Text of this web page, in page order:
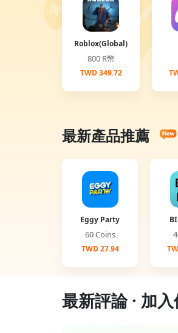
Roblox(Global)
800 R幣
TWD 349.72
最新產品推薦
Eggy Party
60 Coins
TWD 27.94
最新評論 · 加